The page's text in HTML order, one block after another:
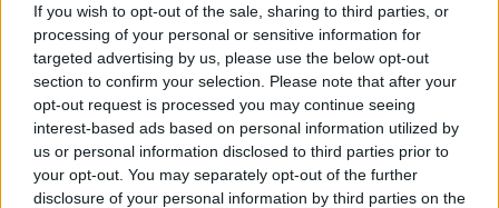
If you wish to opt-out of the sale, sharing to third parties, or
processing of your personal or sensitive information for
targeted advertising by us, please use the below opt-out
section to confirm your selection. Please note that after your
opt-out request is processed you may continue seeing
interest-based ads based on personal information utilized by
us or personal information disclosed to third parties prior to
your opt-out. You may separately opt-out of the further
disclosure of your personal information by third parties on the
Το DEI College παρουσιάζει τη Sophia. Την πρώτη 24/7
βοηθό AI που αλλάζει τον τρόπο με τον οποίο μαθαίνουν οι
φοιτητές
30.07.2026, 09:33